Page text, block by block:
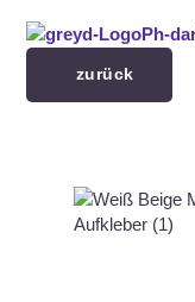
zurück